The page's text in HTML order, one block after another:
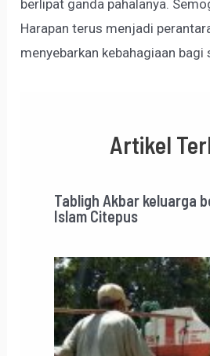
berlipat ganda pahalanya.
Harapan terus menjadi
menyebarkan kebahagiaan bagi
Artikel
Tabligh Akbar keluarga
Islam Citepus